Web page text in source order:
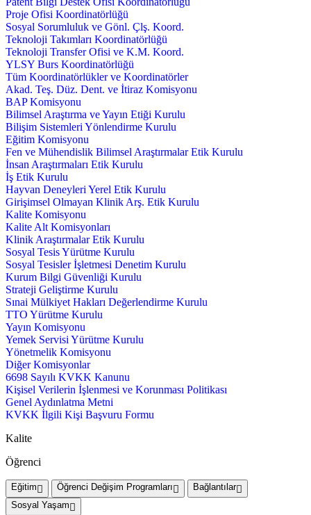
Proje Ofisi Koordinatörlüğü
Sosyal Sorumluluk ve Gönl. Çlş. Koord.
Teknoloji Takımları Koordinatörlüğü
Teknoloji Transfer Ofisi ve K.M. Koord.
YLSY Burs Koordinatörlüğü
Tüm Koordinatörlükler ve Koordinatörler
Akad. Teş. Düz. Dent. ve İtiraz Komisyonu
BAP Komisyonu
Bilimsel Araştırma ve Yayın Etiği Kurulu
Bilişim Sistemleri Yönlendirme Kurulu
Eğitim Komisyonu
Fen ve Mühendislik Bilimsel Araştırmalar Etik Kurulu
İnsan Araştırmaları Etik Kurulu
İş Etik Kurulu
Hayvan Deneyleri Yerel Etik Kurulu
Girişimsel Olmayan Klinik Arş. Etik Kurulu
Kalite Komisyonu
Kalite Alt Komisyonları
Klinik Araştırmalar Etik Kurulu
Sosyal Tesis Yürütme Kurulu
Sosyal Tesisler İşletmesi Denetim Kurulu
Kurum Bilgi Güvenliği Kurulu
Strateji Geliştirme Kurulu
Sınai Mülkiyet Hakları Değerlendirme Kurulu
TTO Yürütme Kurulu
Yayın Komisyonu
Yemek Servisi Yürütme Kurulu
Yönetmelik Komisyonu
Diğer Komisyonlar
6698 Sayılı KVKK Kanunu
Kişisel Verilerin İşlenmesi ve Korunması Politikası
Genel Aydınlatma Metni
KVKK İlgili Kişi Başvuru Formu
Kalite
Öğrenci
Eğitim Öğrenci Değişim Programları
Bağlantılar
Sosyal Yaşam